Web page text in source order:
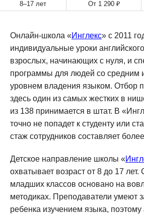
8–17 лет От 1 290 ₽
Онлайн-школа «Инглекс» с 2011
индивидуальные уроки
взрослых, начинающих с нуля, и
программы для людей со средним
уровнем владения языком. Отбор
здесь один из самых жестких в
из 138 принимается в штат. В
точно не попадет к студенту или
стаж сотрудников составляет
Детское направление школы «
охватывает возраст от 8 до 17 лет.
младших классов основано на
методиках. Преподаватели умеют
ребенка изучением языка, поэтому